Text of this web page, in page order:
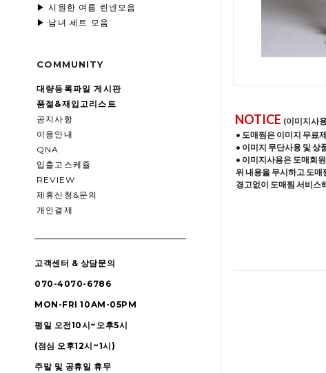
▶ 시원한 여름 린넨모음
▶ 남녀 세트 모음
COMMUNITY
대량등록파일 게시판
품절&재입고리스트
공지사항
이용안내
QNA
입출고스케쥴
REVIEW
제휴신청&문의
개인결제
고객센터 & 상담문의
070-4070-6786
MON-FRI 10AM-05PM
평일 오전10시~오후5시
(점심 오후12시~1시)
주말 및 공휴일 휴무
NOTICE (이미지사
• 도매찜은 이미지 무료
• 이미지 무단사용 및 상
• 이미지사용은 도매회
위 내용을 무시하고 도매
경고없이 도매찜 서비스